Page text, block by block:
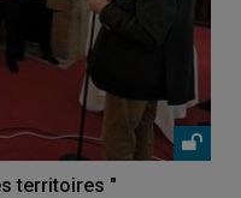
territoires "